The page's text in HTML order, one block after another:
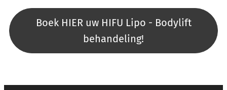
Boek HIER uw HIFU Lipo - Bodylift
behandeling!